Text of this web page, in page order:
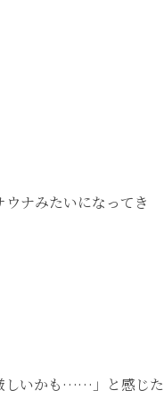
ナみたいになってき
しいかも……」と感じた